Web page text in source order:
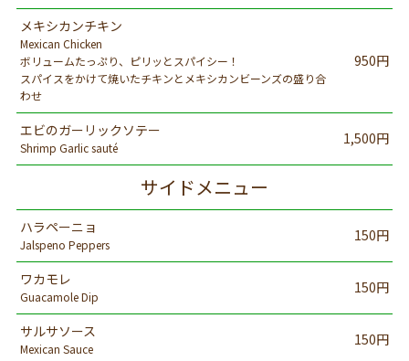
メキシカンチキン
Mexican Chicken
ボリュームたっぷり、ピリッとスパイシー！
スパイスをかけて焼いたチキンとメキシカンビーンズの盛り合
わせ
950円
エビのガーリックソテー
Shrimp Garlic sauté
1,500円
サイドメニュー
ハラペーニョ
Jalspeno Peppers
150円
ワカモレ
Guacamole Dip
150円
サルサソース
Mexican Sauce
150円